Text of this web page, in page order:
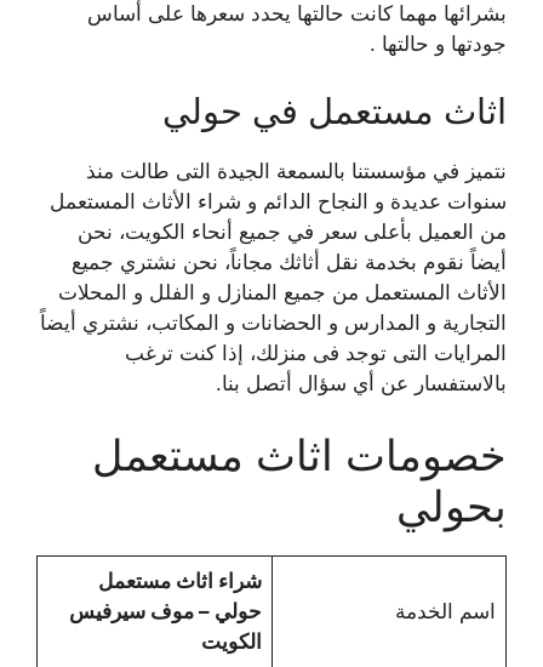
بشرائها مهما كانت حالتها يحدد سعرها على أساس
جودتها و حالتها .
اثاث مستعمل في حولي
نتميز في مؤسستنا بالسمعة الجيدة التى طالت منذ
سنوات عديدة و النجاح الدائم و شراء الأثاث المستعمل
من العميل بأعلى سعر في جميع أنحاء الكويت، نحن
أيضاً نقوم بخدمة نقل أثاثك مجاناً، نحن نشتري جميع
الأثاث المستعمل من جميع المنازل و الفلل و المحلات
التجارية و المدارس و الحضانات و المكاتب، نشتري أيضاً
المرايات التى توجد فى منزلك، إذا كنت ترغب
بالاستفسار عن أي سؤال أتصل بنا.
خصومات اثاث مستعمل
بحولي
اسم الخدمة
شراء اثاث مستعمل
حولي – موف سيرفيس
الكويت